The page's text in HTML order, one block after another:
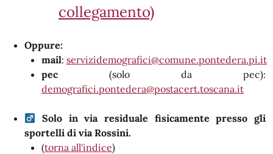
collegamento)
Oppure:
mail: servizidemografici@comune.pontedera.pi.it
pec (solo da pec):
demografici.pontedera@postacert.toscana.it
Solo in via residuale fisicamente presso gli
sportelli di via Rossini.
(torna all'indice)